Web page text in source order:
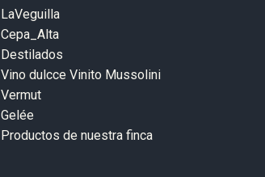
LaVeguilla
Cepa_Alta
Destilados
Vino dulcce Vinito Mussolini
Vermut
Gelée
Productos de nuestra finca